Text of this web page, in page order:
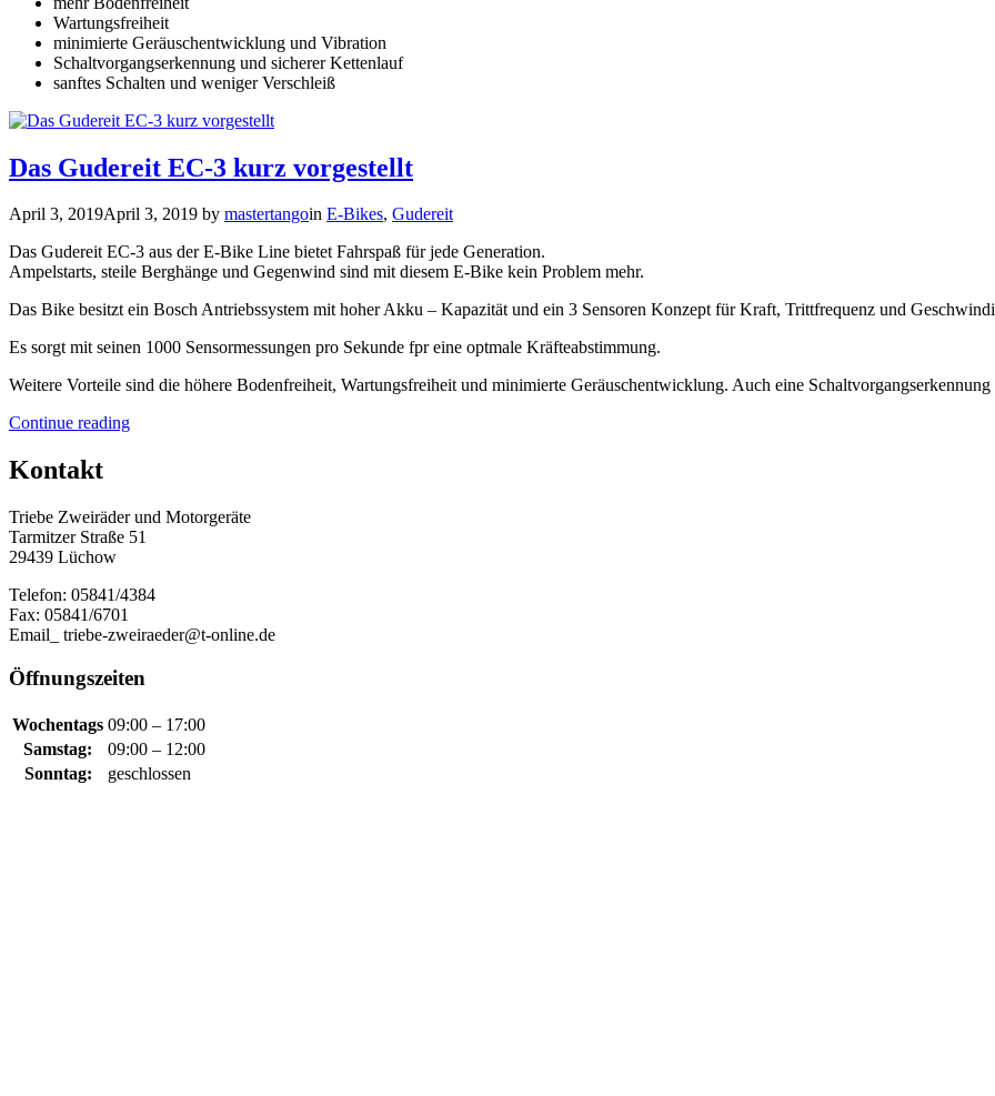
Wartungsfreiheit
minimierte Geräuschentwicklung und Vibration
Schaltvorgangserkennung und sicherer Kettenlauf
sanftes Schalten und weniger Verschleiß
Das Gudereit EC-3 kurz vorgestellt
April 3, 2019April 3, 2019 by mastertangoin E-Bikes, Gudereit
Das Gudereit EC-3 aus der E-Bike Line bietet Fahrspaß für jede Generation.
Ampelstarts, steile Berghänge und Gegenwind sind mit diesem E-Bike kein Problem mehr.
Das Bike besitzt ein Bosch Antriebssystem mit hoher Akku – Kapazität und ein 3 Sensoren Konzept für Kraft, Trittfrequenz und
Es sorgt mit seinen 1000 Sensormessungen pro Sekunde fpr eine optmale Kräfteabstimmung.
Weitere Vorteile sind die höhere Bodenfreiheit, Wartungsfreiheit und minimierte Geräuschentwicklung. Auch eine
Continue reading„Das
vorgestellt“
Kontakt
Triebe Zweiräder und Motorgeräte
Tarmitzer Straße 51
29439 Lüchow
Telefon: 05841/4384
Fax: 05841/6701
Email_ triebe-zweiraeder@t-online.de
Öffnungszeiten
Wochentags 09:00 – 17:00
Samstag:
09:00 – 12:00
Sonntag:
geschlossen